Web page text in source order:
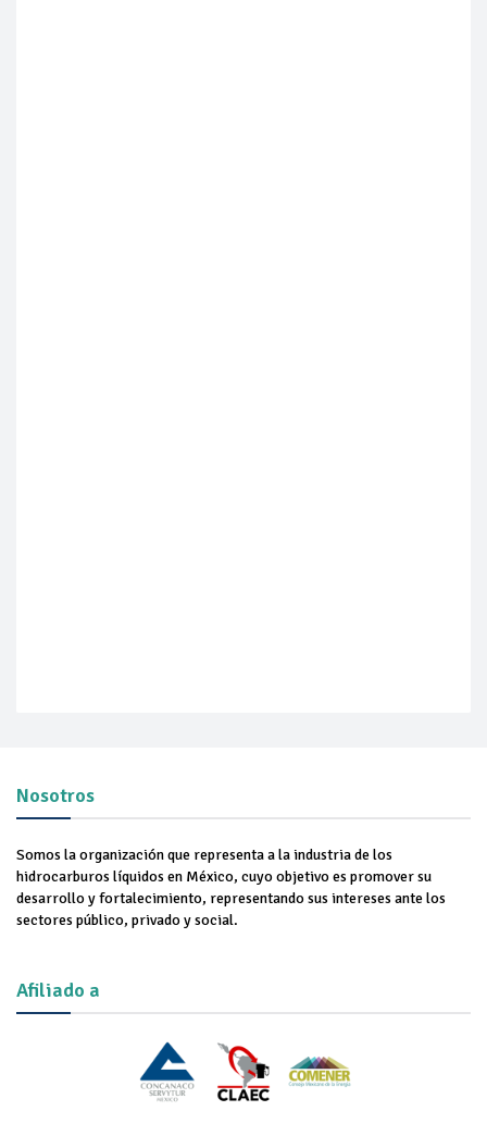
Nosotros
Somos la organización que representa a la industria de los
hidrocarburos líquidos en México, cuyo objetivo es promover su
desarrollo y fortalecimiento, representando sus intereses ante los
sectores público, privado y social.
Afiliado a